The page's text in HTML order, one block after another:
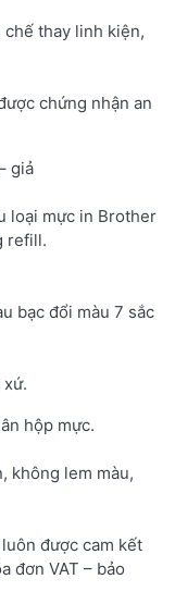
chế thay linh kiện,
chứng nhận an
giả
loại mực in Brother
refill.
bạc đổi màu 7 sắc
xứ.
hộp mực.
không lem màu,
được cam kết
đơn VAT – bảo